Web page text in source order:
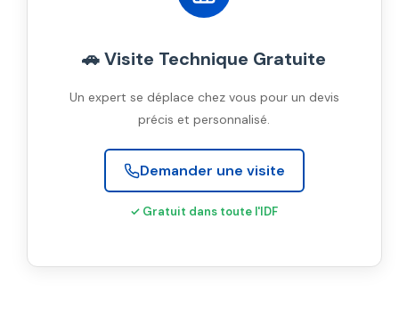
🚗 Visite Technique Gratuite
Un expert se déplace chez vous pour un devis
précis et personnalisé.
Demander une visite
✓ Gratuit dans toute l'IDF